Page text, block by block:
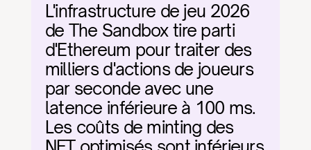
L'infrastructure de jeu 2026
de The Sandbox tire parti
d'Ethereum pour traiter des
milliers d'actions de joueurs
par seconde avec une
latence inférieure à 100 ms.
Les coûts de minting des